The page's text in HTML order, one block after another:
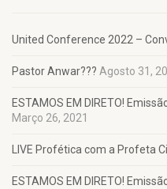
United Conference 2022 –
Pastor Anwar??? Agosto 31,
ESTAMOS EM DIRETO!
Março 26, 2021
LIVE Profética com a Profeta
ESTAMOS EM DIRETO!